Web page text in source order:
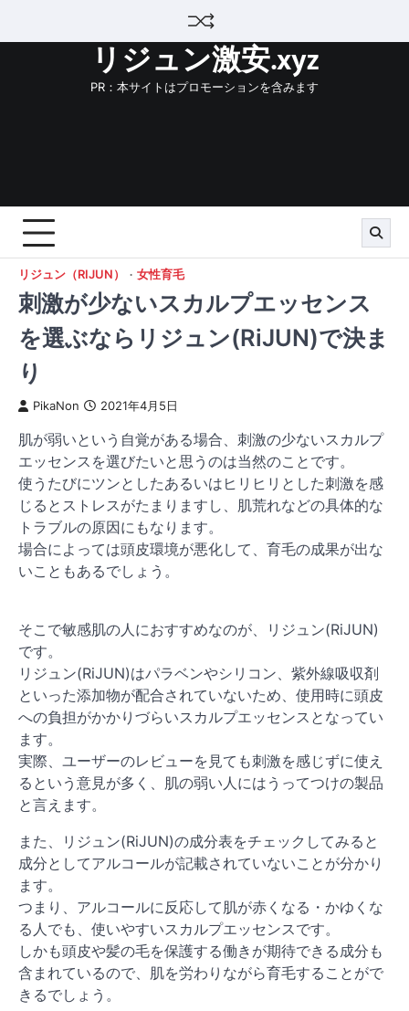
リジュン激安.xyz
PR：本サイトはプロモーションを含みます
リジュン（RIJUN） 女性育毛
刺激が少ないスカルプエッセンス
を選ぶならリジュン(RiJUN)で決ま
り
PikaNon 2021年4月5日
肌が弱いという自覚がある場合、刺激の少ないスカルプ
エッセンスを選びたいと思うのは当然のことです。
使うたびにツンとしたあるいはヒリヒリとした刺激を感
じるとストレスがたまりますし、肌荒れなどの具体的な
トラブルの原因にもなります。
場合によっては頭皮環境が悪化して、育毛の成果が出な
いこともあるでしょう。
そこで敏感肌の人におすすめなのが、リジュン(RiJUN)
です。
リジュン(RiJUN)はパラベンやシリコン、紫外線吸収剤
といった添加物が配合されていないため、使用時に頭皮
への負担がかかりづらいスカルプエッセンスとなってい
ます。
実際、ユーザーのレビューを見ても刺激を感じずに使え
るという意見が多く、肌の弱い人にはうってつけの製品
と言えます。
また、リジュン(RiJUN)の成分表をチェックしてみると
成分としてアルコールが記載されていないことが分かり
ます。
つまり、アルコールに反応して肌が赤くなる・かゆくな
る人でも、使いやすいスカルプエッセンスです。
しかも頭皮や髪の毛を保護する働きが期待できる成分も
含まれているので、肌を労わりながら育毛することがで
きるでしょう。